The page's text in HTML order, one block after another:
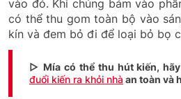
vào đó. Khi chúng bám vào
có thể thu gom toàn bộ vào
kín và đem bỏ đi để loại bỏ bọ
▷ Mía có thể thu hút kiến,
đuổi kiến ra khỏi nhà an toàn và